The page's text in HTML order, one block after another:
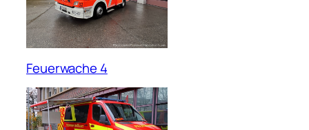
Feuerwache 4